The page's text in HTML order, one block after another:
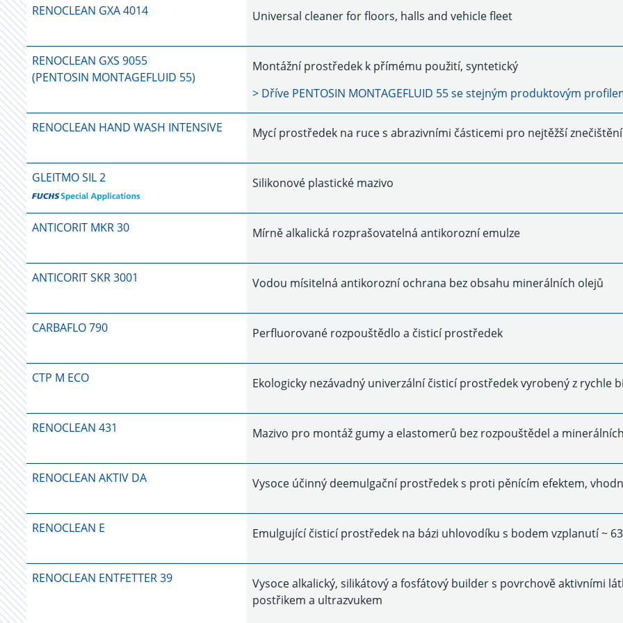
RENOCLEAN GXA 4014 Universal cleaner for floors, halls and vehicle fleet
RENOCLEAN GXS 9055
(PENTOSIN MONTAGEFLUID 55)
Montážní prostředek k přímému použití, syntetický
> Dříve PENTOSIN MONTAGEFLUID 55se stejným produktovým
RENOCLEAN HAND WASH INTENSIVE Mycí prostředek na ruce s abrazivními částicemi pro nejtěžší znečištění
GLEITMO SIL 2 Silikonové plastické mazivo
ANTICORIT MKR 30 Mírně alkalická rozprašovatelná antikorozní emulze
ANTICORIT SKR 3001 Vodou mísitelná antikorozní ochrana bez obsahu minerálních olejů
CARBAFLO 790 Perfluorované rozpouštědlo a čisticí prostředek
CTP M ECO Ekologicky nezávadný univerzální čisticí prostředek vyrobený z rychle
RENOCLEAN 431 Mazivo pro montáž gumy a elastomerů bez rozpouštědel a
RENOCLEAN AKTIV DA Vysoce účinný deemulgační prostředek s proti pěnícím efektem,
RENOCLEAN E Emulgující čisticí prostředek na bázi uhlovodíku s bodem vzplanutí ~
RENOCLEAN ENTFETTER 39
Vysoce alkalický, silikátový a fosfátový builder s povrchově aktivními
postřikem a ultrazvukem